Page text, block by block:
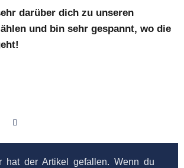
darüber dich zu unseren
und bin sehr gespannt, wo die
hat der Artikel gefallen. Wenn du